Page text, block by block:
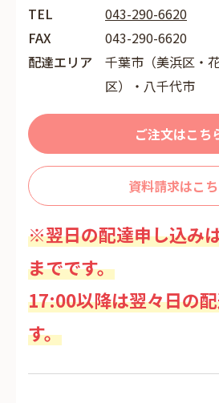
TEL
043-290-6620
FAX
043-290-6620
配達エリア
千葉市（美浜区・
区）・八千代市
ご注文はこち
資料請求はこ
※翌日の配達申し込み
までです。
17:00以降は翌々日の
す。